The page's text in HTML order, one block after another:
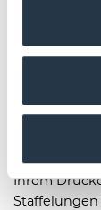
arena
Geschenk-
oder
Post nach
Ihrem
Staffelungen